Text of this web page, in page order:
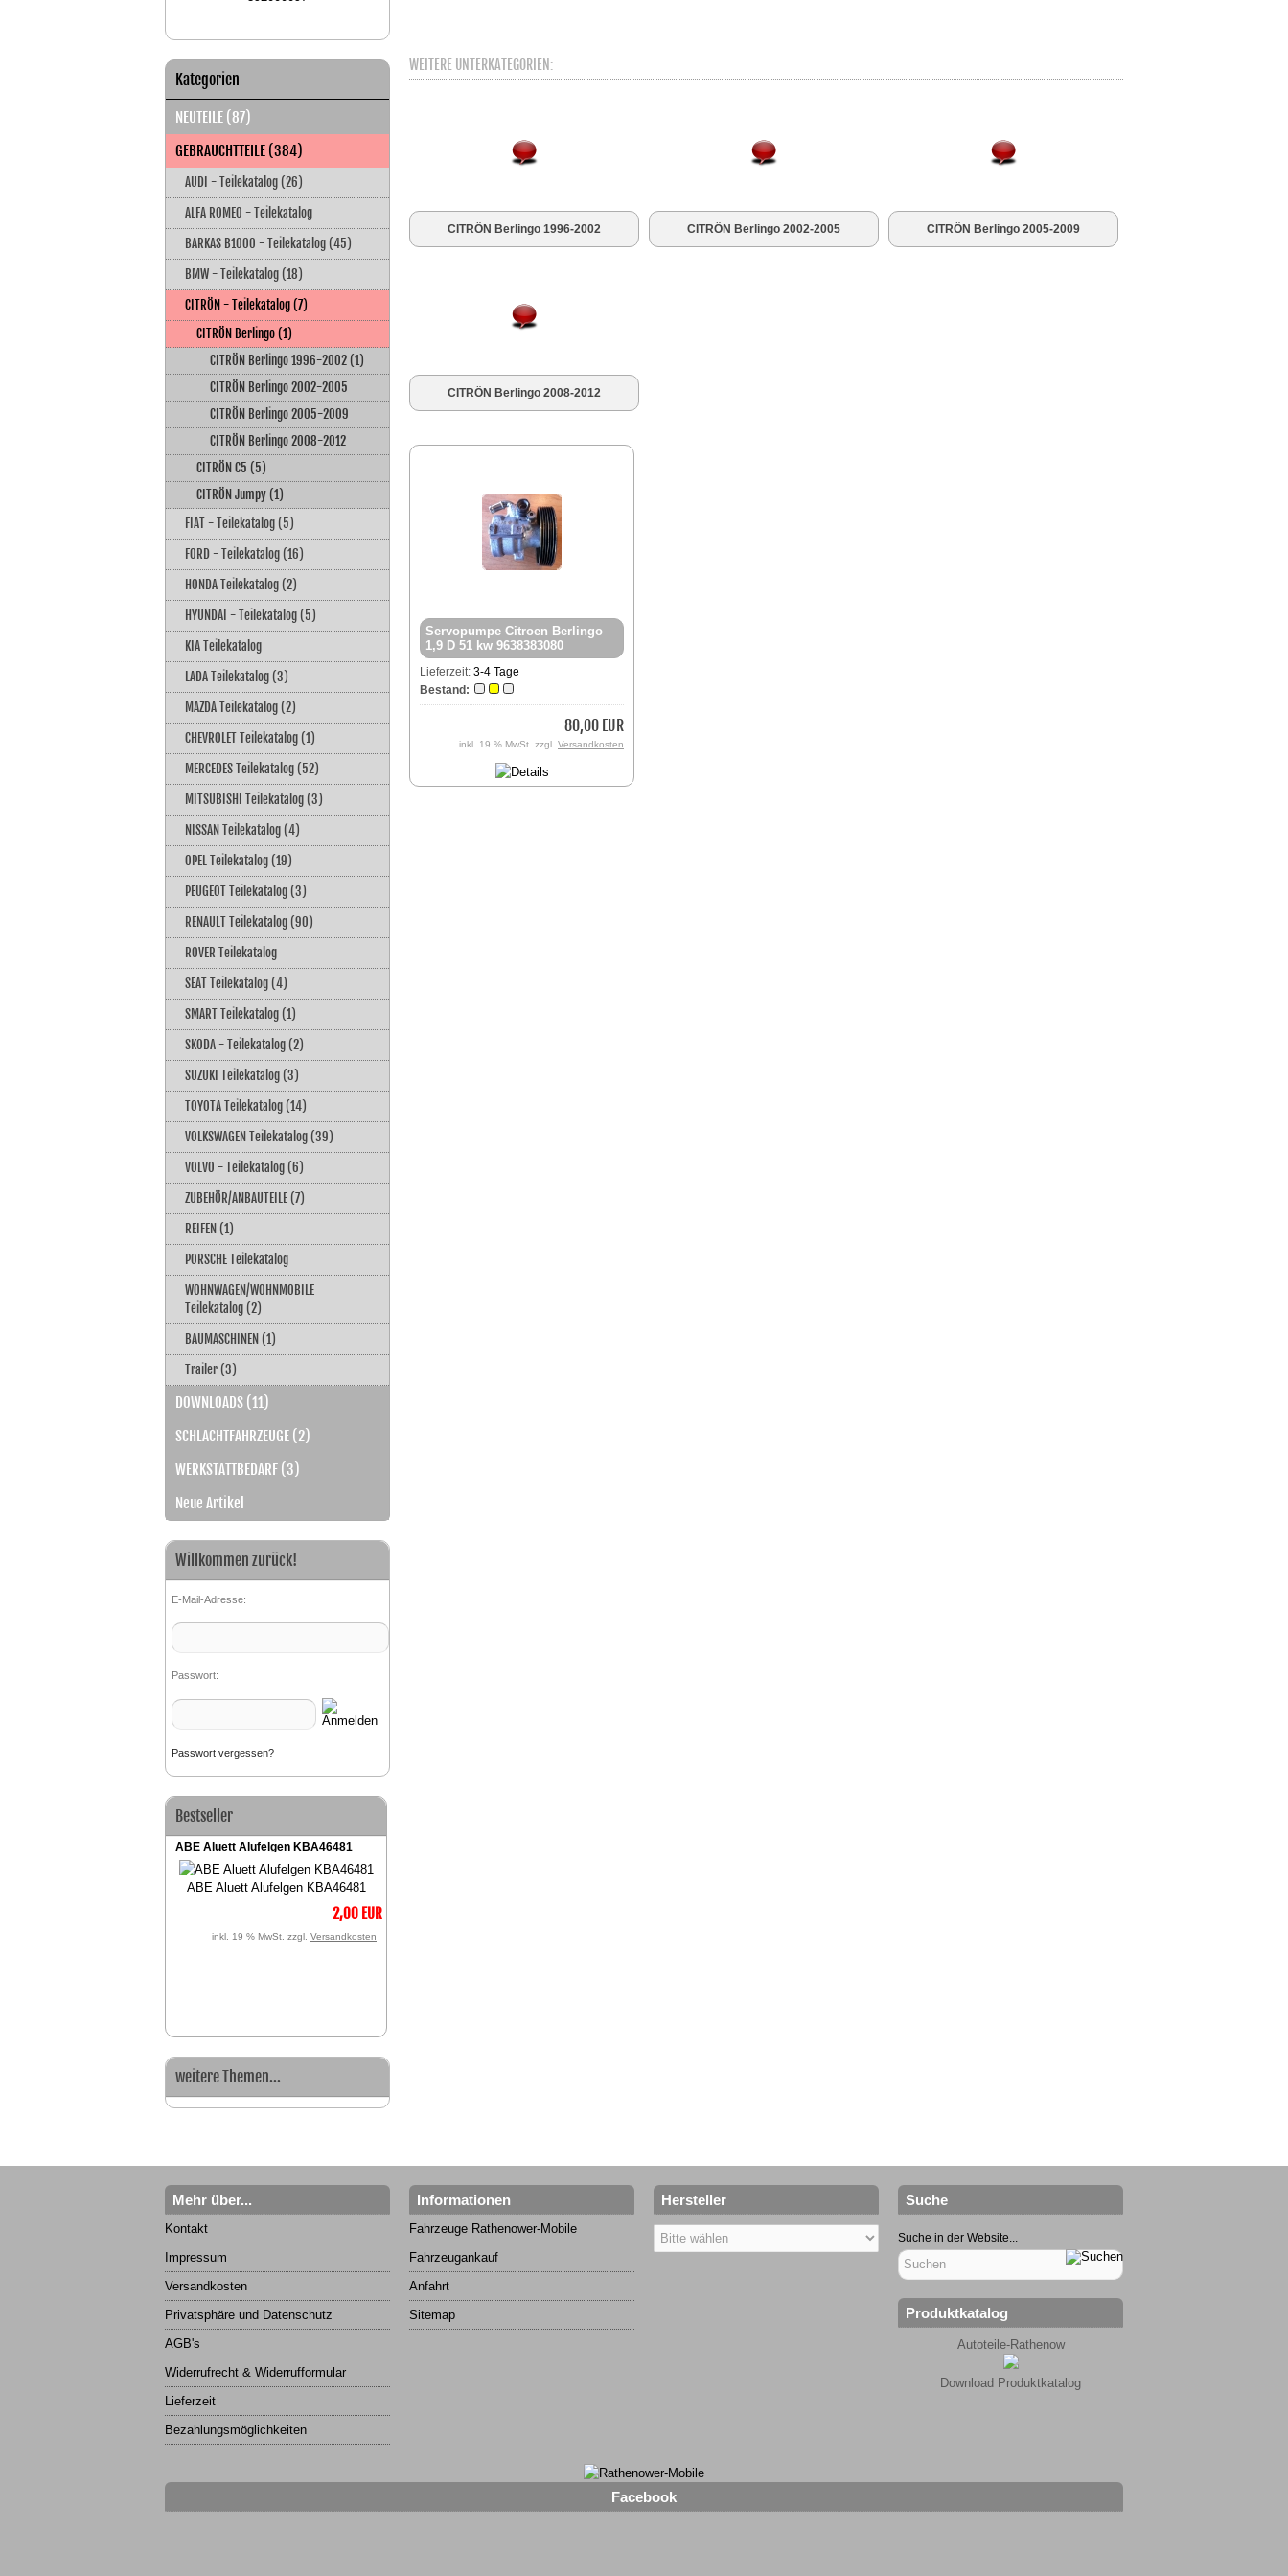
Kategorien
NEUTEILE (87)
GEBRAUCHTTEILE (384)
AUDI - Teilekatalog (26)
ALFA ROMEO - Teilekatalog
BARKAS B1000 - Teilekatalog (45)
BMW - Teilekatalog (18)
CITRÖN - Teilekatalog (7)
CITRÖN Berlingo (1)
CITRÖN Berlingo 1996-2002 (1)
CITRÖN Berlingo 2002-2005
CITRÖN Berlingo 2005-2009
CITRÖN Berlingo 2008-2012
CITRÖN C5 (5)
CITRÖN Jumpy (1)
FIAT - Teilekatalog (5)
FORD - Teilekatalog (16)
HONDA Teilekatalog (2)
HYUNDAI - Teilekatalog (5)
KIA Teilekatalog
LADA Teilekatalog (3)
MAZDA Teilekatalog (2)
CHEVROLET Teilekatalog (1)
MERCEDES Teilekatalog (52)
MITSUBISHI Teilekatalog (3)
NISSAN Teilekatalog (4)
OPEL Teilekatalog (19)
PEUGEOT Teilekatalog (3)
RENAULT Teilekatalog (90)
ROVER Teilekatalog
SEAT Teilekatalog (4)
SMART Teilekatalog (1)
SKODA - Teilekatalog (2)
SUZUKI Teilekatalog (3)
TOYOTA Teilekatalog (14)
VOLKSWAGEN Teilekatalog (39)
VOLVO - Teilekatalog (6)
ZUBEHÖR/ANBAUTEILE (7)
REIFEN (1)
PORSCHE Teilekatalog
WOHNWAGEN/WOHNMOBILE
Teilekatalog (2)
BAUMASCHINEN (1)
Trailer (3)
DOWNLOADS (11)
SCHLACHTFAHRZEUGE (2)
WERKSTATTBEDARF (3)
Neue Artikel
Willkommen zurück!
E-Mail-Adresse:
Passwort:
Passwort vergessen?
Bestseller
ABE Aluett Alufelgen KBA46481
ABE Aluett Alufelgen KBA46481
2,00 EUR
inkl. 19 % MwSt. zzgl. Versandkosten
weitere Themen...
WEITERE UNTERKATEGORIEN:
CITRÖN Berlingo 1996-2002 CITRÖN Berlingo 2002-2005 CITRÖN Berlingo 2005-2009
CITRÖN Berlingo 2008-2012
Servopumpe Citroen Berlingo
1,9 D 51 kw 9638383080
Lieferzeit: 3-4 Tage
Bestand:
80,00 EUR
inkl. 19 % MwSt. zzgl. Versandkosten
Mehr über...
Kontakt
Impressum
Versandkosten
Privatsphäre und Datenschutz
AGB's
Widerrufrecht & Widerrufformular
Lieferzeit
Bezahlungsmöglichkeiten
Informationen
Fahrzeuge Rathenower-Mobile
Fahrzeugankauf
Anfahrt
Sitemap
Hersteller Suche
Suche in der Website...
Produktkatalog
Autoteile-Rathenow
Download Produktkatalog
Facebook